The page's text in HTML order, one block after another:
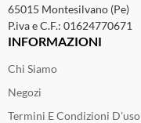
65015 Montesilvano (Pe)
P.iva e C.F.: 01624770671
INFORMAZIONI
Chi Siamo
Negozi
Termini E Condizioni D'uso